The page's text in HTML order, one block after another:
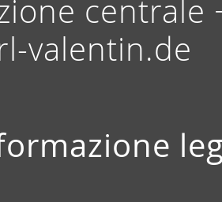
centrale
valentin.de